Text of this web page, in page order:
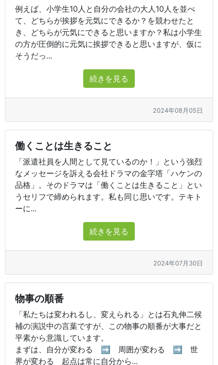
例えば、小学生10人と自分の会社の大人10人を並べ
て、どちらが挨拶を元気にできるか？を競わせたと
き、どちらが元気にできると思いますか？私は小学生
の方が圧倒的に元気に挨拶できると思いますが、仮に
そうだっ...
続きを見る
2024年08月05日
働くことは生きること
「派遣社員を人間として見ているのか！」という強烈
なメッセージを訴える会社ドラマの金字塔「ハケンの
品格」。そのドラマは「働くことは生きること」とい
うセリフで締められます。私も同じ思いです。テキト
ーに...
続きを見る
2024年07月30日
物事の順番
「私たちは変われるし、変えられる」とは石丸伸二候
補の演説中の言葉ですが、この物事の順番が大事だと
平素から意識しています。
まずは、自分が変わる ➡ 周囲が変わる ➡ 世
界が変わる 起点は常に自分から...